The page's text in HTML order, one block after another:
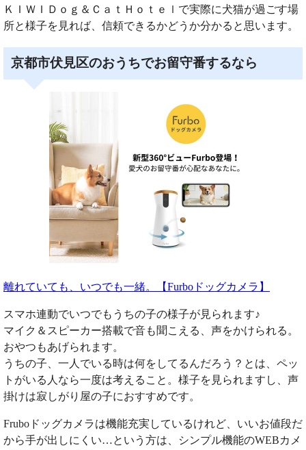
ＫＩＷＩＤｏｇ＆ＣａｔＨｏｔｅｌで実際に犬猫が過ごす場
所と様子を見れば、信頼できるかどうか分かると思います。
京都市伏見区のおうちでお留守番するなら
離れていても、いつでも一緒。【Furboドッグカメラ】
スマホ連動でいつでもうちの子の様子が見られます♪
マイク＆スピーカー搭載で音も聞こえる、声をかけられる。
おやつもあげられます。
うちの子、一人でいる時は何をしてるんだろう？とは、ペッ
トがいる人なら一度は考えること。様子を見られますし、声
掛けは寂しがり屋の子におすすめです。
Fruboドッグカメラは機能充実しているけれど、いいお値段だ
から手が出しにくい…という方は、シンプル機能のWEBカメ